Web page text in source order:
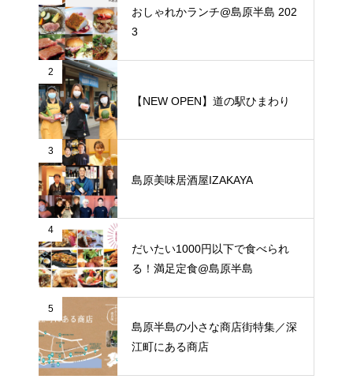
おしゃれかランチ@島原半島 202
3
2
【NEW OPEN】道の駅ひまわり
3
島原美味居酒屋IZAKAYA
4
だいたい1000円以下で食べられ
る！満足定食@島原半島
5
島原半島の小さな商店街特集／深
江町にある商店